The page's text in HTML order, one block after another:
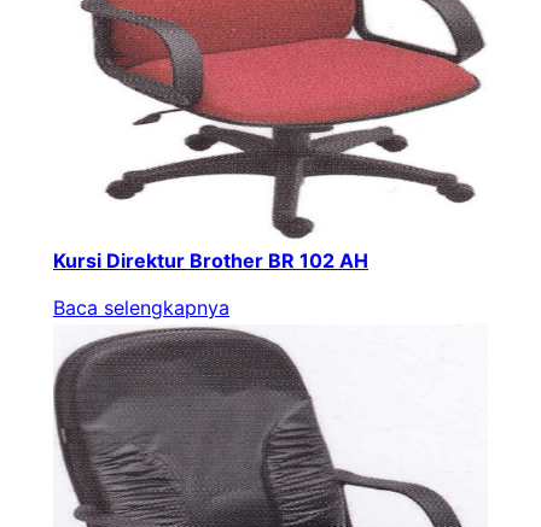
Kursi Direktur Brother BR 102 AH
Baca selengkapnya